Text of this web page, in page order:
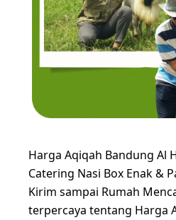
Harga Aqiqah Bandung Al
Catering Nasi Box Enak &
Kirim sampai Rumah
terpercaya tentang Harga